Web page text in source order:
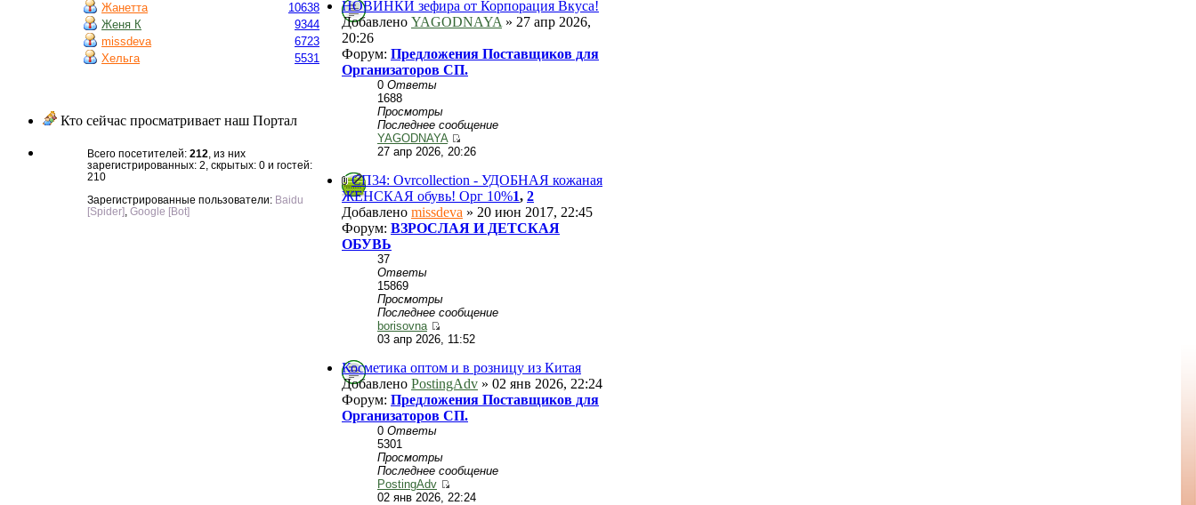
Жанетта
10638
Женя К
9344
missdeva
6723
Хельга
5531
Кто сейчас просматривает наш Портал
Всего посетителей: 212 , из них
зарегистрированных: 2, скрытых: 0 и гостей:
210
Зарегистрированные пользователи: Baidu
[Spider] Google [Bot]
НОВИНКИ зефира от Корпорация Вкуса!
Добавлено YAGODNAYA » 27 апр 2026,
20:26
Форум: Предложения Поставщиков для
Организаторов СП.
0 Ответы
1688
Просмотры
Последнее сообщение
YAGODNAYA
27 апр 2026, 20:26
СП34: Ovrcollection - УДОБНАЯ кожаная
ЖЕНСКАЯ обувь! Орг 10%1, 2
Добавлено missdeva » 20 июн 2017, 22:45
Форум: ВЗРОСЛАЯ И ДЕТСКАЯ
ОБУВЬ
37
Ответы
15869
Просмотры
Последнее сообщение
borisovna
03 апр 2026, 11:52
Косметика оптом и в розницу из Китая
Добавлено PostingAdv » 02 янв 2026, 22:24
Форум: Предложения Поставщиков для
Организаторов СП.
0 Ответы
5301
Просмотры
Последнее сообщение
PostingAdv
02 янв 2026, 22:24